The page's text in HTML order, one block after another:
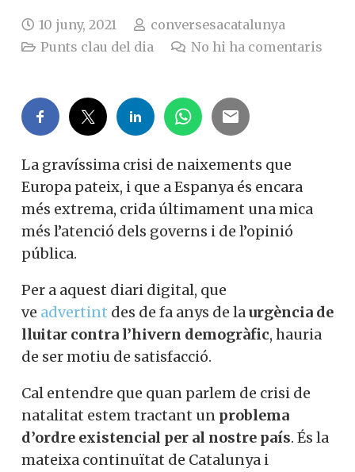
10 juny, 2021
conversesacatalunya
Punts clau del dia
No hi ha comentaris
La gravíssima crisi de naixements que
Europa pateix, i que a Espanya és encara
més extrema, crida últimament una mica
més l’atenció dels governs i de l’opinió
pública.
Per a aquest diari digital, que
ve advertint des de fa anys de laurgència de
lluitar contra l’hivern demogràfic, hauria
de ser motiu de satisfacció.
Cal entendre que quan parlem de crisi de
natalitat estem tractant un problema
d’ordre existencial per al nostre país. És la
mateixa continuïtat de Catalunya i